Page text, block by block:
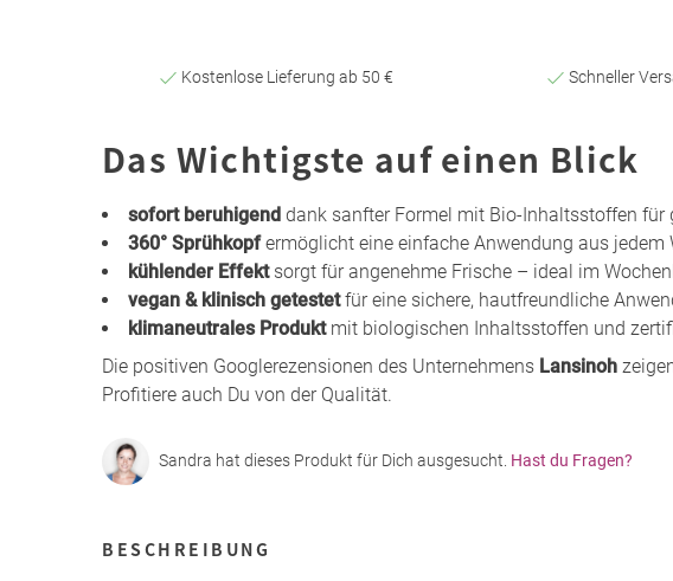
Kostenlose Lieferung ab 50 € Schneller
Das Wichtigste auf einen Blick
sofort beruhigend dank sanfter Formel mit Bio-Inhaltsstoffen für
360° Sprühkopfermöglicht eine einfache Anwendung aus jedem
kühlender Effektsorgt für angenehme Frische – ideal im
vegan & klinisch getestetfür eine sichere, hautfreundliche
klimaneutrales Produktmit biologischen Inhaltsstoffen und
Die positiven Googlerezensionen des Unternehmens Lansinoh
Profitiere auch Du von der Qualität.
Sandra hat dieses Produkt für Dich ausgesucht. Hast du Fragen?
BESCHREIBUNG